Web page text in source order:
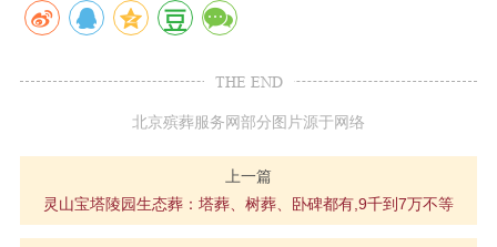
THE END
北京殡葬服务网部分图片源于网络
上一篇
灵山宝塔陵园生态葬：塔葬、树葬、卧碑都有,9千到7万不等